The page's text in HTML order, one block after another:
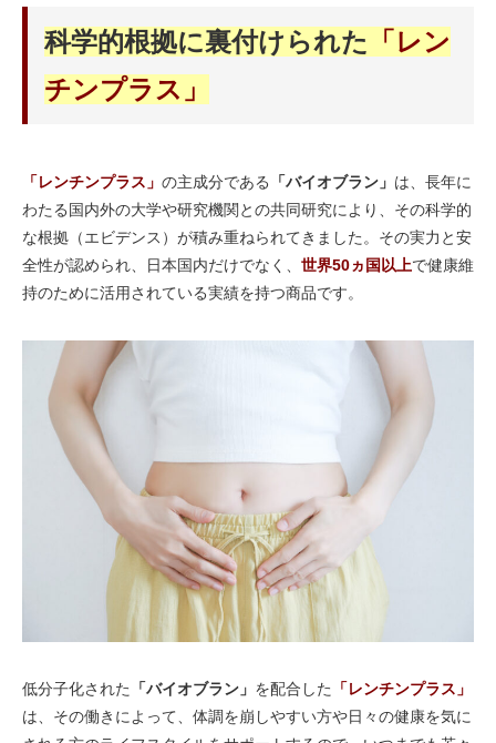
科学的根拠に裏付けられた
「レン
チンプラス」
「レンチンプラス」 の主成分である 「バイオブラン」 は、長年に
わたる国内外の大学や研究機関との共同研究により、その科学的
な根拠（エビデンス）が積み重ねられてきました。その実力と安
全性が認められ、日本国内だけでなく、 世界50ヵ国以上で健康維
持のために活用されている実績を持つ商品です。
低分子化された 「バイオブラン」 を配合した
「レンチンプラス」
は、その働きによって、体調を崩しやすい方や日々の健康を気に